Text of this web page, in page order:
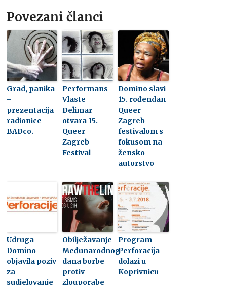
Povezani članci
Grad, panika
–
prezentacija
radionice
BADco.
Performans
Vlaste
Delimar
otvara 15.
Queer
Zagreb
Festival
Domino slavi
15. rođendan
Queer
Zagreb
festivalom s
fokusom na
žensko
autorstvo
Udruga
Domino
objavila poziv
za
sudjelovanje
Obilježavanje
Međunarodnog
dana borbe
protiv
zlouporabe
Program
Perforacija
dolazi u
Koprivnicu